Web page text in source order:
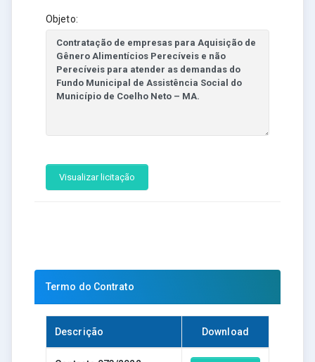
Objeto:
Visualizar licitação
Termo do Contrato
Descrição Download